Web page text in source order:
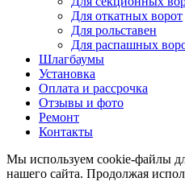
Для откатных ворот
Для рольставен
Для распашных
Шлагбаумы
Установка
Оплата и рассрочка
Отзывы и фото
Ремонт
Контакты
Мы используем cookie-файлы
нашего сайта. Продолжая